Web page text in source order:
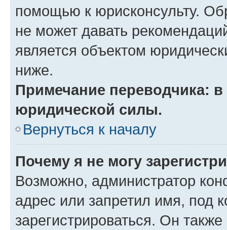
помощью к юрисконсульту.
не может давать
является объектом
ниже.
Примечание переводчика:
юридической силы.
Вернуться к началу
Почему я не могу
Возможно, администратор
адрес или запретил имя, под
зарегистрироваться. Он